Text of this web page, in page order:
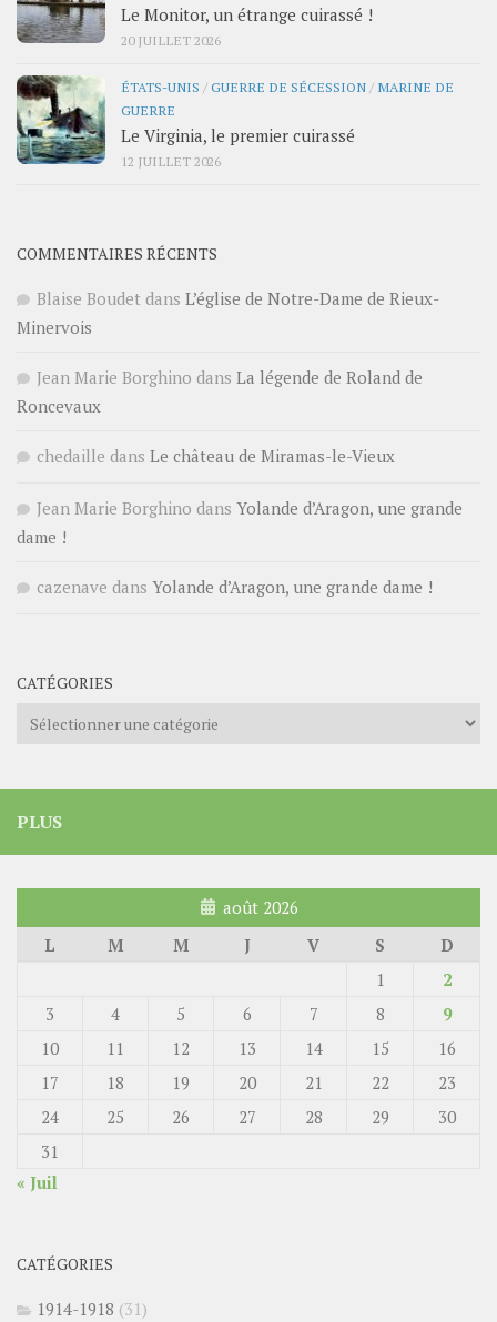
Le Monitor, un étrange cuirassé !
20 JUILLET 2026
ÉTATS-UNIS /GUERRE DE SÉCESSION/ MARINE DE
GUERRE
Le Virginia, le premier cuirassé
12 JUILLET 2026
COMMENTAIRES RÉCENTS
Blaise Boudet dans L’église de Notre-Dame de Rieux-
Minervois
Jean Marie Borghino dans La légende de Roland de
Roncevaux
chedaille dans Le château de Miramas-le-Vieux
Jean Marie Borghino dans Yolande d’Aragon, une grande
dame !
cazenave dans Yolande d’Aragon, une grande dame !
CATÉGORIES
Catégories
PLUS
août 2026
L
M M J V S
D
1
2
3
4 5 6 7 8
9
10
11 12 13 14 15
16
17
18 19 20 21 22
23
24
25 26 27 28 29
30
31
« Juil
CATÉGORIES
1914-1918 (31)